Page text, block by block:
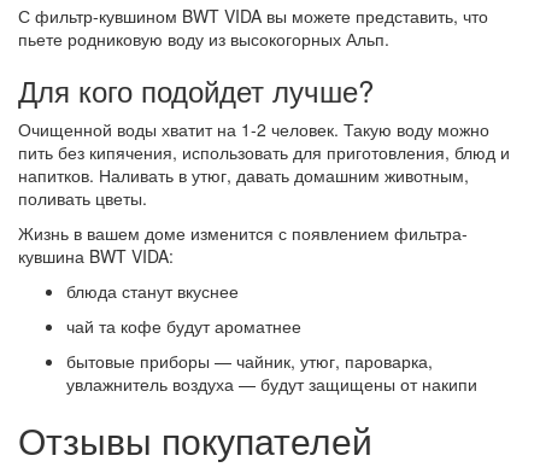
С фильтр-кувшином BWT VIDA вы можете представить, что
пьете родниковую воду из высокогорных Альп.
Для кого подойдет лучше?
Очищенной воды хватит на 1-2 человек. Такую воду можно
пить без кипячения, использовать для приготовления, блюд и
напитков. Наливать в утюг, давать домашним животным,
поливать цветы.
Жизнь в вашем доме изменится с появлением фильтра-
кувшина BWT VIDA:
блюда станут вкуснее
чай та кофе будут ароматнее
бытовые приборы — чайник, утюг, пароварка,
увлажнитель воздуха — будут защищены от накипи
Отзывы покупателей